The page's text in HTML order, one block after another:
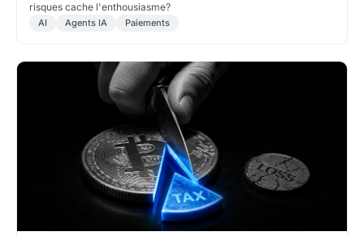
risques cache l'enthousiasme?
AI Agents IA Paiements